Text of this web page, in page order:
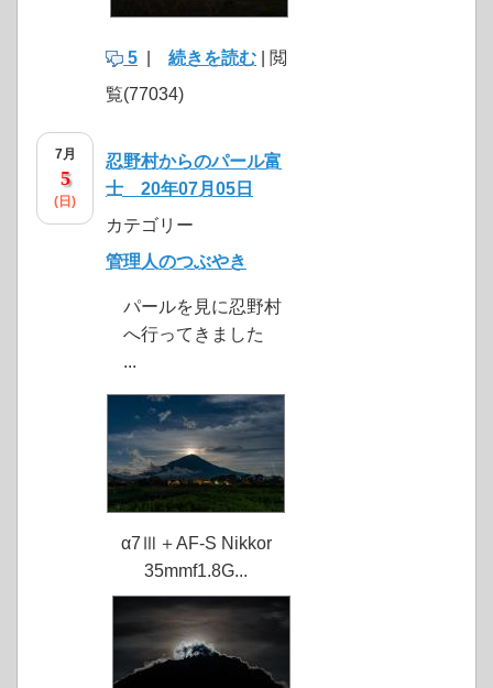
5 続きを読む | 閲
覧(77034)
7月
5
(日)
忍野村からのパール富
士 20年07月05日
カテゴリー
管理人のつぶやき
パールを見に忍野村
へ行ってきました
...
α7Ⅲ＋AF-S Nikkor
35mmf1.8G...